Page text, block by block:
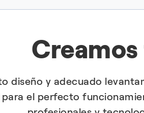
diseño y adecuado
para el perfecto